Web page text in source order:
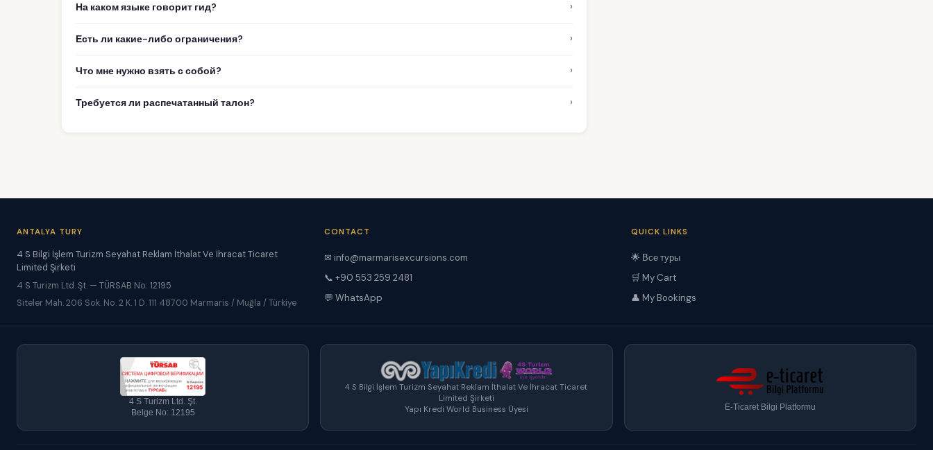
На каком языке говорит гид? ›
Есть ли какие-либо ограничения? ›
Что мне нужно взять с собой? ›
Требуется ли распечатанный талон? ›
ANTALYA TURY
4 S Bilgi İşlem Turizm Seyahat Reklam İthalat Ve İhracat Ticaret
Limited Şirketi
4 S Turizm Ltd. Şt. — TÜRSAB No: 12195
Siteler Mah. 206 Sok. No. 2 K. 1 D. 111 48700 Marmaris / Muğla / Türkiye
CONTACT
✉ info@marmarisexcursions.com
📞 +90 553 259 2481
💬 WhatsApp
QUICK LINKS
🌟 Все туры
🛒 My Cart
👤 My Bookings
4 S Turizm Ltd. Şt.
Belge No: 12195
4 S Bilgi İşlem Turizm Seyahat Reklam İthalat Ve İhracat Ticaret
Limited Şirketi
Yapı Kredi World Business Üyesi
E-Ticaret Bilgi Platformu